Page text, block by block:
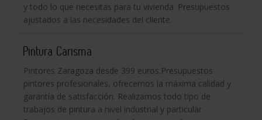
y todo lo que necesitas para tu vivienda. Presupuestos
ajustados a las necesidades del cliente.
Pintura Carisma
Pintores Zaragoza desde 399 euros.Presupuestos
pintores profesionales, ofrecemos la máxima calidad y
garantía de satisfacción. Realizamos todo tipo de
trabajos de pintura a nivel industrial y particular.